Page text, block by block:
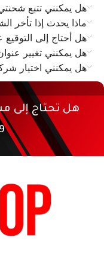
هل يمكنني تتبع
ماذا يحدث إذا تأخر
هل أحتاج إلى
هل يمكنني تغيير
هل يمكنني اختيار
هل تحتاج إلى